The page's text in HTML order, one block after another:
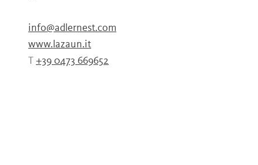
info@adlernest.com
www.lazaun.it
T +39 0473 669652